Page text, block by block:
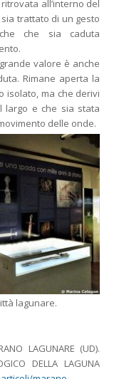
all’interno del
trattato di un gesto
che sia caduta
valore è anche
Rimane aperta la
isolato, ma che derivi
largo e che sia stata
delle onde.
lagunare.
LAGUNARE (UD).
DELLA LAGUNA